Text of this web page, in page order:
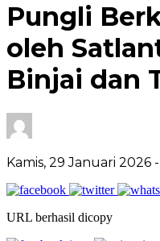
Pungli
oleh
Binjai dan
Kamis, 29 Januari 2026
URL berhasil dicopy